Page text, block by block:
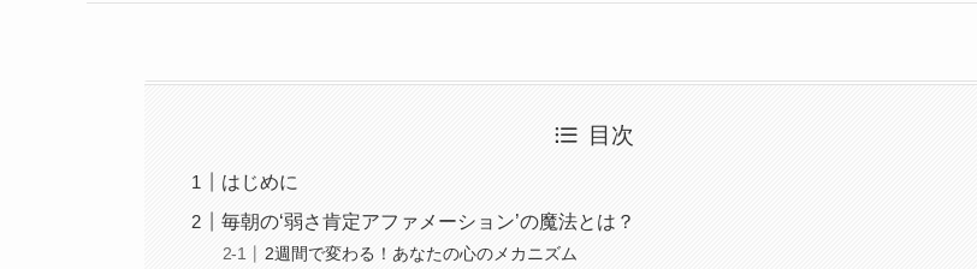
目次
はじめに
毎朝の‘弱さ肯定アファメーション’の魔法とは？
2週間で変わる！あなたの心のメカニズム